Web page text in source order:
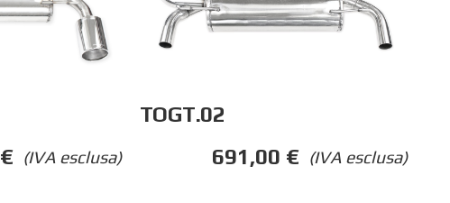
(IVA esclusa)
€
TOGT.02
(IVA esclusa)
691,00 €